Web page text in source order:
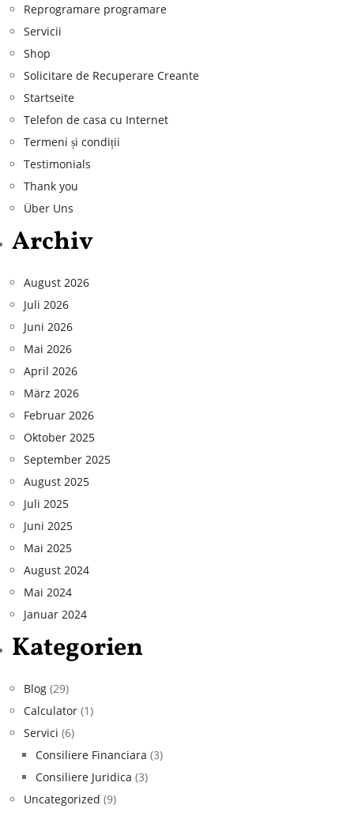
Reprogramare programare
Servicii
Shop
Solicitare de Recuperare Creante
Startseite
Telefon de casa cu Internet
Termeni și condiții
Testimonials
Thank you
Über Uns
Archiv
August 2026
Juli 2026
Juni 2026
Mai 2026
April 2026
März 2026
Februar 2026
Oktober 2025
September 2025
August 2025
Juli 2025
Juni 2025
Mai 2025
August 2024
Mai 2024
Januar 2024
Kategorien
Blog (29)
Calculator (1)
Servici (6)
Consiliere Financiara (3)
Consiliere Juridica (3)
Uncategorized (9)